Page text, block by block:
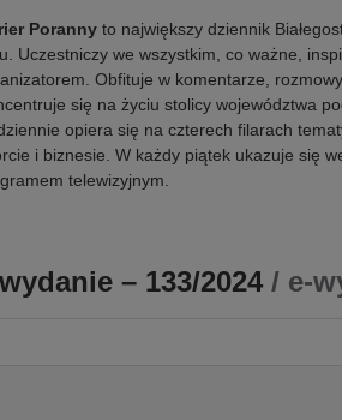
Poranny to największy dziennik
Uczestniczy we wszystkim, co ważne,
Obfituje w komentarze,
się na życiu stolicy województwa
opiera się na czterech filarach
i biznesie. W każdy piątek ukazuje się
telewizyjnym.
– 133/2024 / e-